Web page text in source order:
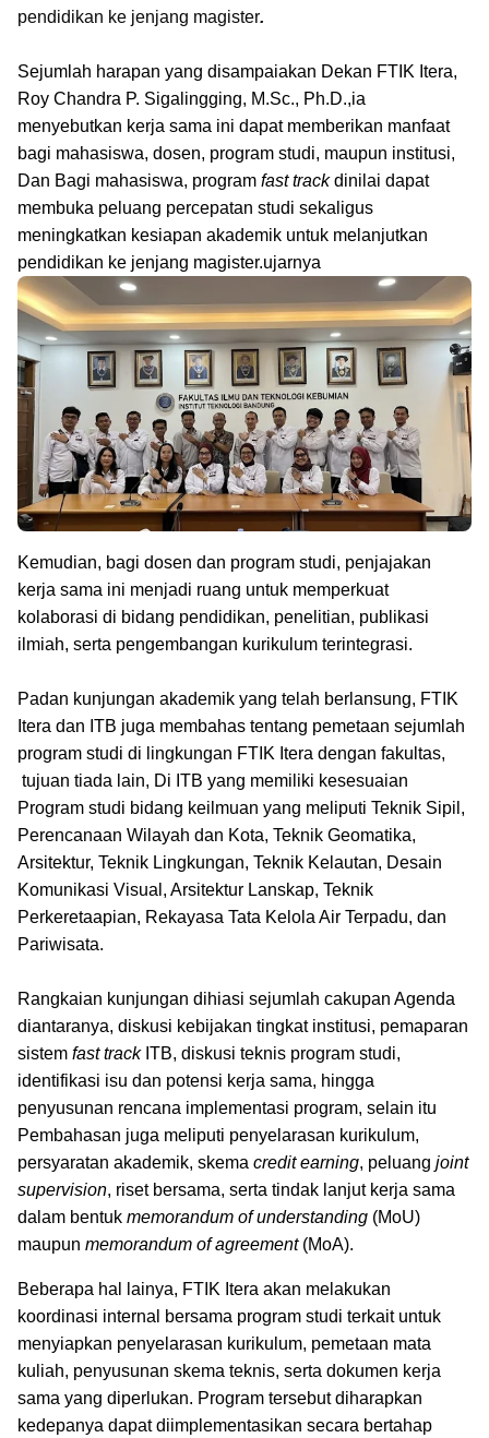
pendidikan ke jenjang magister.
Sejumlah harapan yang disampaiakan Dekan FTIK Itera,
Roy Chandra P. Sigalingging, M.Sc., Ph.D.,ia
menyebutkan kerja sama ini dapat memberikan manfaat
bagi mahasiswa, dosen, program studi, maupun institusi,
Dan Bagi mahasiswa, program fast trackdinilai dapat
membuka peluang percepatan studi sekaligus
meningkatkan kesiapan akademik untuk melanjutkan
pendidikan ke jenjang magister.ujarnya
Kemudian, bagi dosen dan program studi, penjajakan
kerja sama ini menjadi ruang untuk memperkuat
kolaborasi di bidang pendidikan, penelitian, publikasi
ilmiah, serta pengembangan kurikulum terintegrasi.
Padan kunjungan akademik yang telah berlansung, FTIK
Itera dan ITB juga membahas tentang pemetaan sejumlah
program studi di lingkungan FTIK Itera dengan fakultas,
tujuan tiada lain, Di ITB yang memiliki kesesuaian
Program studi bidang keilmuan yang meliputi Teknik Sipil,
Perencanaan Wilayah dan Kota, Teknik Geomatika,
Arsitektur, Teknik Lingkungan, Teknik Kelautan, Desain
Komunikasi Visual, Arsitektur Lanskap, Teknik
Perkeretaapian, Rekayasa Tata Kelola Air Terpadu, dan
Pariwisata.
Rangkaian kunjungan dihiasi sejumlah cakupan Agenda
diantaranya, diskusi kebijakan tingkat institusi, pemaparan
sistem fast trackITB, diskusi teknis program studi,
identifikasi isu dan potensi kerja sama, hingga
penyusunan rencana implementasi program, selain itu
Pembahasan juga meliputi penyelarasan kurikulum,
persyaratan akademik, skema credit earning, peluang joint
supervision, riset bersama, serta tindak lanjut kerja sama
dalam bentuk memorandum of understanding (MoU)
maupun memorandum of agreement(MoA).
Beberapa hal lainya, FTIK Itera akan melakukan
koordinasi internal bersama program studi terkait untuk
menyiapkan penyelarasan kurikulum, pemetaan mata
kuliah, penyusunan skema teknis, serta dokumen kerja
sama yang diperlukan. Program tersebut diharapkan
kedepanya dapat diimplementasikan secara bertahap